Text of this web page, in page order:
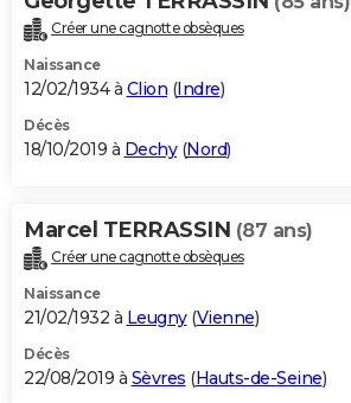
Créer une cagnotte obsèques
Naissance
12/02/1934 à Clion (Indre)
Décès
18/10/2019 à Dechy(Nord)
Marcel TERRASSIN (87 ans)
Créer une cagnotte obsèques
Naissance
21/02/1932 à Leugny(Vienne)
Décès
22/08/2019 à Sèvres (Hauts-de-Seine)